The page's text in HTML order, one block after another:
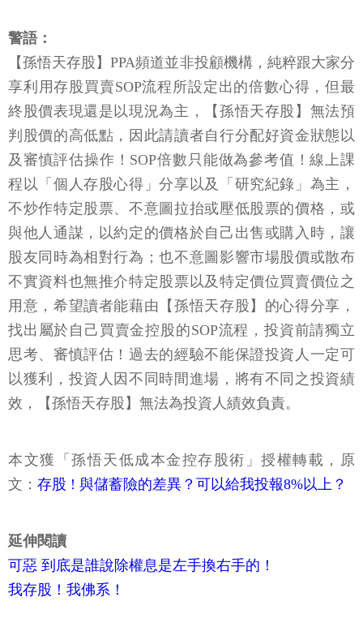
警語：
【孫悟天存股】PPA頻道並非投顧機構，純粹跟大家分
享利用存股買賣SOP流程所設定出的倍數心得，但最
終股價表現還是以現況為主，【孫悟天存股】無法預
判股價的高低點，因此請讀者自行分配好資金狀態以
及審慎評估操作！SOP倍數只能做為參考值！線上課
程以「個人存股心得」分享以及「研究紀錄」為主，
不炒作特定股票、不意圖拉抬或壓低股票的價格，或
與他人通謀，以約定的價格於自己出售或購入時，讓
股友同時為相對行為；也不意圖影響市場股價或散布
不實資料也無推介特定股票以及特定價位買賣價位之
用意，希望讀者能藉由【孫悟天存股】的心得分享，
找出屬於自己買賣金控股的SOP流程，投資前請獨立
思考、審慎評估！過去的經驗不能保證投資人一定可
以獲利，投資人因不同時間進場，將有不同之投資績
效，【孫悟天存股】無法為投資人績效負責。
本文獲「孫悟天低成本金控存股術」授權轉載，原
文： 存股 ! 與儲蓄險的差異？可以給我投報8%以上？
延伸閱讀
可惡 到底是誰說除權息是左手換右手的！
我存股！我佛系！